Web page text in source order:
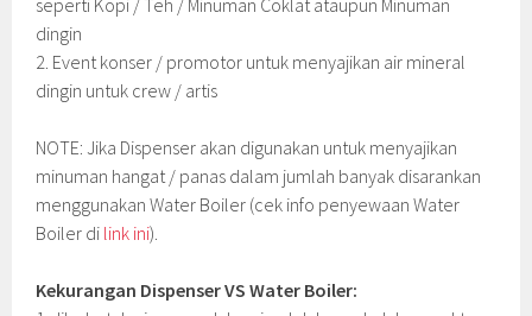
seperti Kopi / Teh / Minuman Coklat ataupun Minuman
dingin
2. Event konser / promotor untuk menyajikan air mineral
dingin untuk crew / artis
NOTE: Jika Dispenser akan digunakan untuk menyajikan
minuman hangat / panas dalam jumlah banyak disarankan
menggunakan Water Boiler (cek info penyewaan Water
Boiler di link ini).
Kekurangan Dispenser VS Water Boiler: